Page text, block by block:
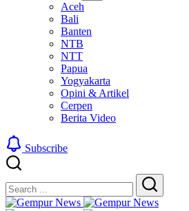
Aceh
Bali
Banten
NTB
NTT
Papua
Yogyakarta
Opini & Artikel
Cerpen
Berita Video
Subscribe
Search
Search
Gempur